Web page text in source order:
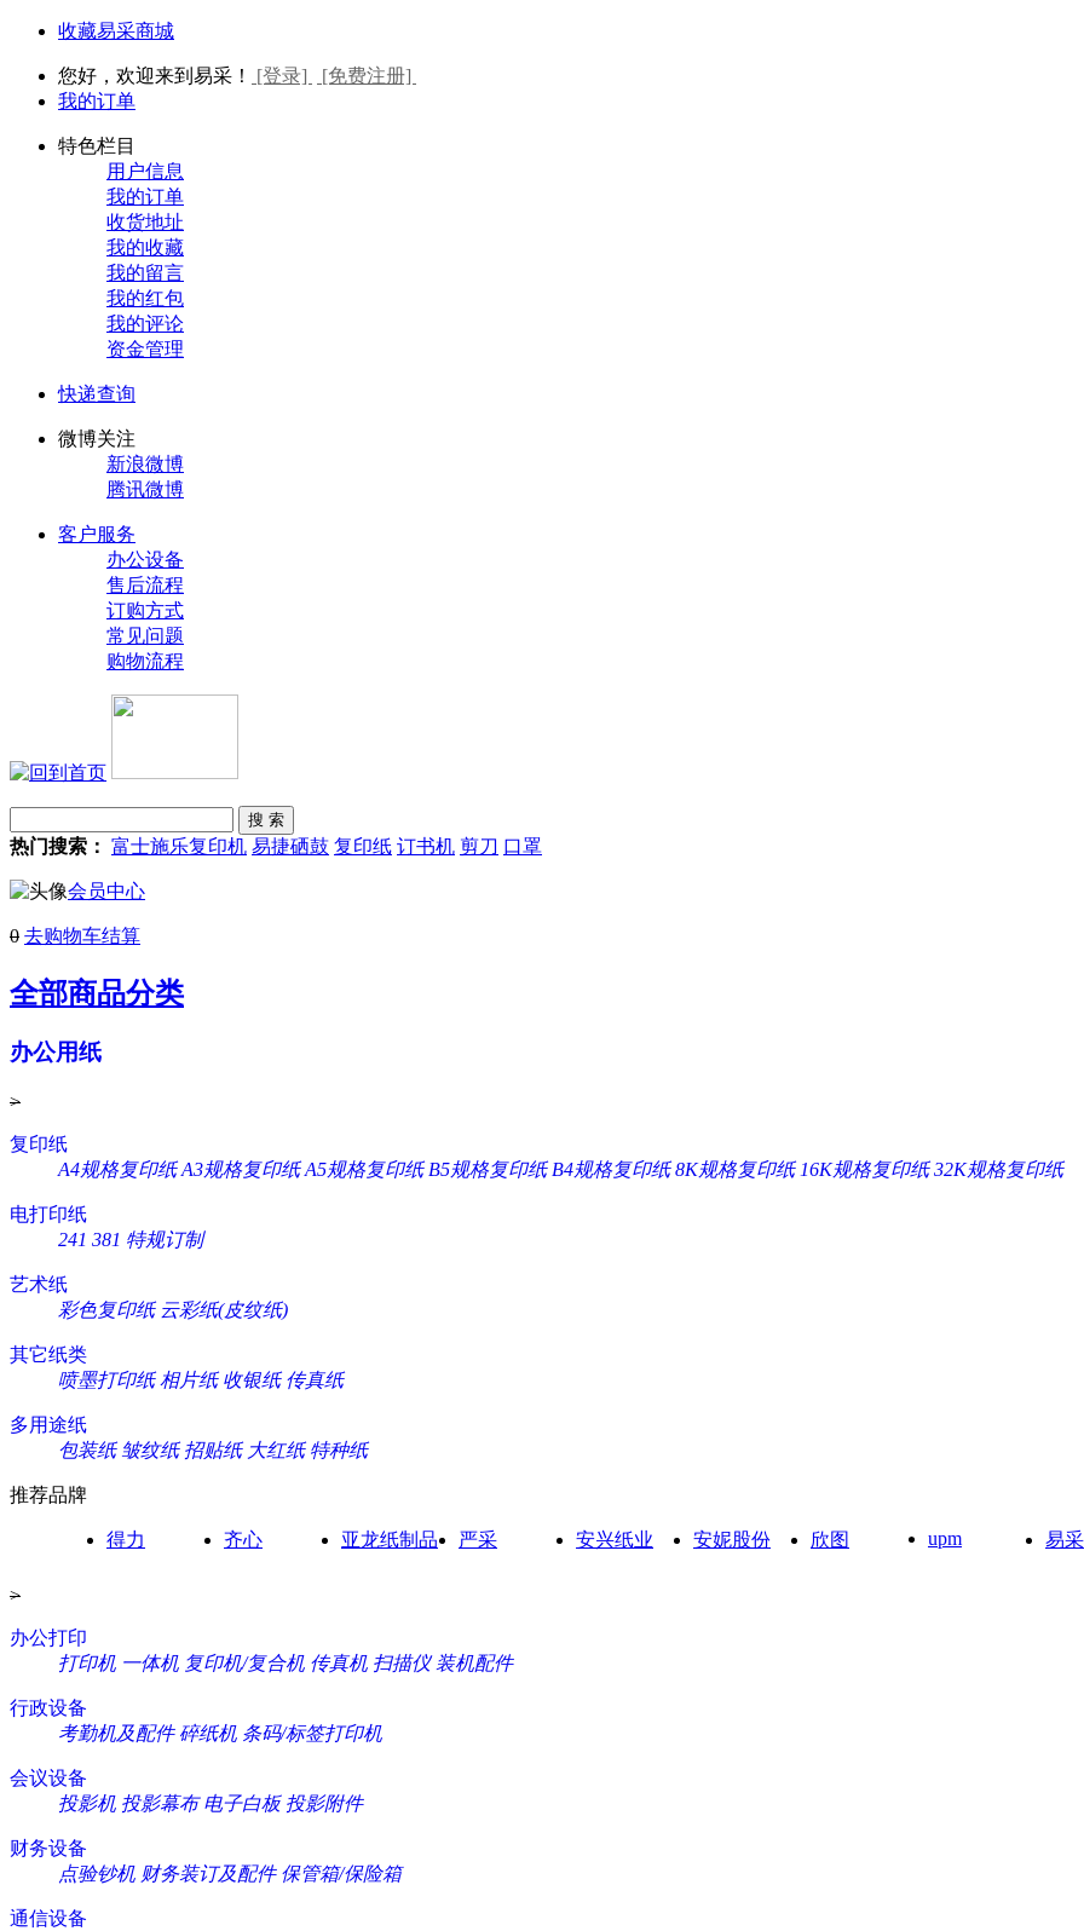
收藏易采商城
您好，欢迎来到易采！ [登录]
[免费注册]
我的订单
特色栏目
用户信息
我的订单
收货地址
我的收藏
我的留言
我的红包
我的评论
资金管理
快递查询
微博关注
新浪微博
腾讯微博
客户服务
办公设备
售后流程
订购方式
常见问题
购物流程
热门搜索： 富士施乐复印机 易捷硒鼓 复印纸 订书机 剪刀 口罩
会员中心
0 去购物车结算
全部商品分类
办公用纸
>
复印纸
A4规格复印纸 A3规格复印纸 A5规格复印纸 B5规格复印纸 B4规格复印纸 8K规格复印纸 16K规格复印纸 32K规格复印纸
电打印纸
241 381 特规订制
艺术纸
彩色复印纸 云彩纸(皮纹纸)
其它纸类
喷墨打印纸 相片纸 收银纸 传真纸
多用途纸
包装纸 皱纹纸 招贴纸 大红纸 特种纸
推荐品牌
得力 齐心 亚龙纸制品 严采 安兴纸业 安妮股份 欣图 upm 易采
>
办公打印
打印机 一体机 复印机/复合机 传真机 扫描仪 装机配件
行政设备
考勤机及配件 碎纸机 条码/标签打印机
会议设备
投影机 投影幕布 电子白板 投影附件
财务设备
点验钞机 财务装订及配件 保管箱/保险箱
通信设备